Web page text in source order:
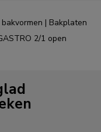
| Bakplaten
2/1 open